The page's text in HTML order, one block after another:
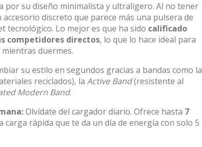
por su diseño minimalista y ultraligero. Al no tener
discreto que parece más una pulsera de
tecnológico. Lo mejor es que ha sido calificado
competidores directos, lo que lo hace ideal para
duermes.
su estilo en segundos gracias a bandas como la
reciclados), la Active Band(resistente al
Modern Band.
Olvídate del cargador diario. Ofrece hasta 7
carga rápida que te da un día de energía con solo 5